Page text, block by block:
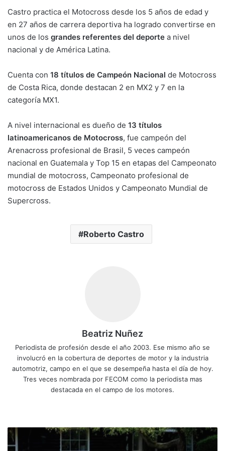
Castro practica el Motocross desde los 5 años de edad y
en 27 años de carrera deportiva ha logrado convertirse en
unos de los grandes referentes del deporte a nivel
nacional y de América Latina.
Cuenta con 18 títulos de Campeón Nacional de Motocross
de Costa Rica, donde destacan 2 en MX2 y 7 en la
categoría MX1.
A nivel internacional es dueño de 13 títulos
latinoamericanos de Motocross, fue campeón del
Arenacross profesional de Brasil, 5 veces campeón
nacional en Guatemala y Top 15 en etapas del Campeonato
mundial de motocross, Campeonato profesional de
motocross de Estados Unidos y Campeonato Mundial de
Supercross.
Roberto Castro
Beatriz Nuñez
Periodista de profesión desde el año 2003. Ese mismo año se
involucró en la cobertura de deportes de motor y la industria
automotriz, campo en el que se desempeña hasta el día de hoy.
Tres veces nombrada por FECOM como la periodista mas
destacada en el campo de los motores.
El
carro